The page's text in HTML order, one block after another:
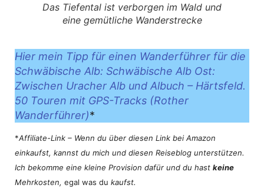
Das Tiefental ist verborgen im Wald und
eine gemütliche Wanderstrecke
Hier mein Tipp für einen Wanderführer für die
Schwäbische Alb: Schwäbische Alb Ost:
Zwischen Uracher Alb und Albuch – Härtsfeld.
50 Touren mit GPS-Tracks (Rother
Wanderführer)*
*Affiliate-Link – Wenn du über diesen Link bei Amazon
einkaufst, kannst du mich und diesen Reiseblog unterstützen.
Ich bekomme eine kleine Provision dafür und du hast keine
Mehrkosten, egal was du kaufst.